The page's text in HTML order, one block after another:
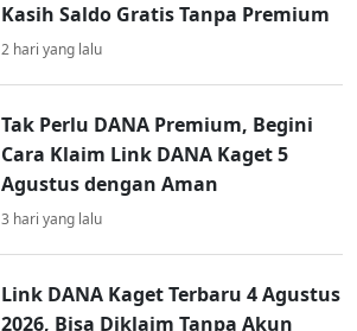
Kasih Saldo Gratis Tanpa Premium
2 hari yang lalu
Tak Perlu DANA Premium, Begini
Cara Klaim Link DANA Kaget 5
Agustus dengan Aman
3 hari yang lalu
Link DANA Kaget Terbaru 4 Agustus
2026, Bisa Diklaim Tanpa Akun